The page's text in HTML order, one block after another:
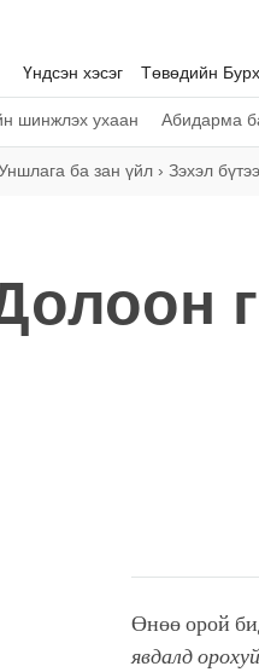
Үндсэн хэсэг Төвөдийн
шинжлэх ухаан Абидарма
ба зан үйл › Зэхэл
Өнөө орой
явдалд орохуй